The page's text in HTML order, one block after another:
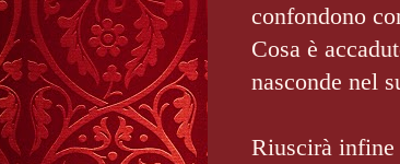
confondono
Cosa è
nasconde nel
Riuscirà infine